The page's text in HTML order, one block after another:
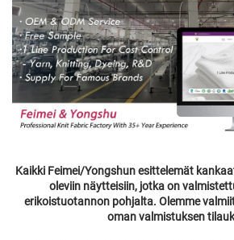
Kaikki Feimei/Yongshun esittelemät
oleviin näytteisiin, jotka on
erikoistuotannon pohjalta. Olemme
oman valmistuksen